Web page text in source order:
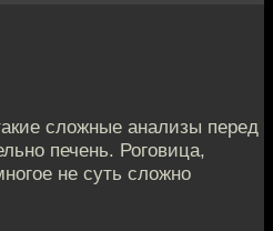
сложные анализы перед
печень. Роговица,
не суть сложно